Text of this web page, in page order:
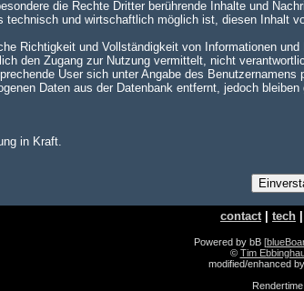
die Rechte Dritter berührende Inhalte und
und wirtschaftlich möglich ist, diesen Inhalt
Richtigkeit und Vollständigkeit von Informationen
den Zugang zur Nutzung vermittelt, nicht
User sich unter Angabe des
Daten aus der Datenbank entfernt, jedoch
in Kraft.
contact| tech
Powered by bB
© Tim
modified/enhanced by